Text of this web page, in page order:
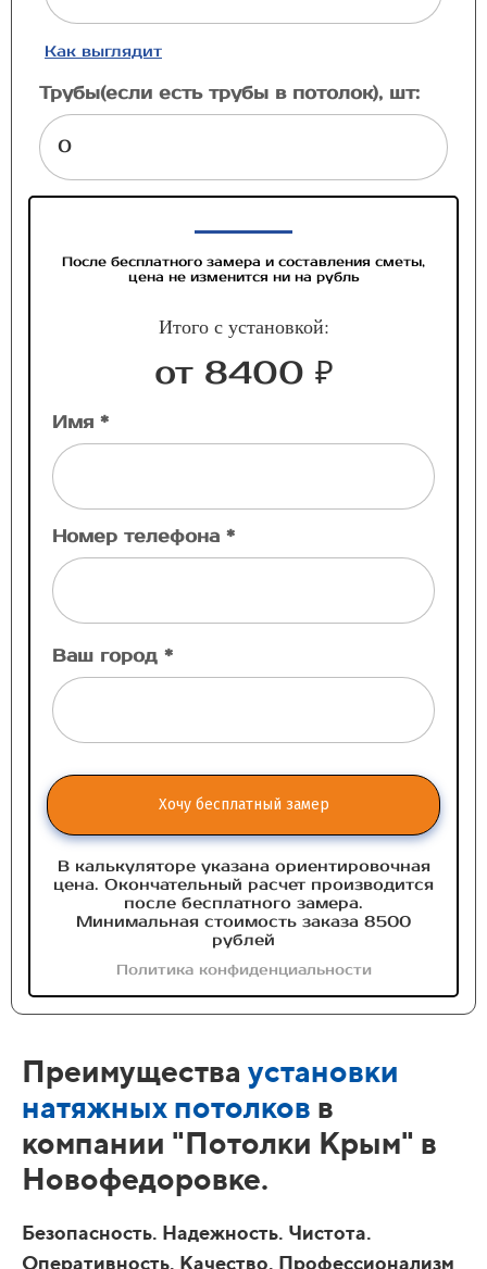
Как выглядит
Трубы(если есть трубы в потолок), шт:
После бесплатного замера и составления сметы,
цена не изменится ни на рубль
Итого с установкой:
от 8400 ₽
Имя *
Номер телефона *
Ваш город *
Хочу бесплатный замер
В калькуляторе указана ориентировочная
цена. Окончательный расчет производится
после бесплатного замера.
Минимальная стоимость заказа 8500
рублей
Политика конфиденциальности
Преимущества установки
натяжных потолков в
компании "Потолки Крым" в
Новофедоровке.
Безопасность. Надежность. Чистота.
Оперативность. Качество. Профессионализм